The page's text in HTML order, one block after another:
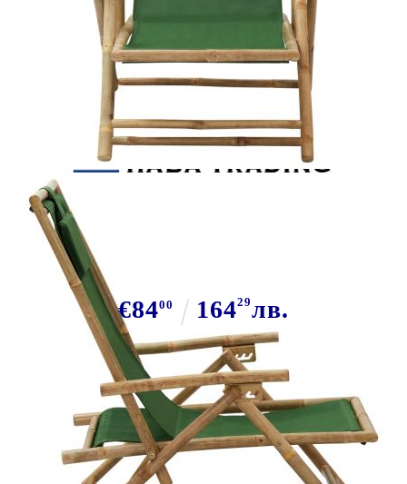
Сгъваем стол с накланяне, зелен,
€8400 16429лв.
В наличност: 21 бр.
Време за доставка: 5 до 9 дни
Безплатна доставка до адрес при плащане по банков път